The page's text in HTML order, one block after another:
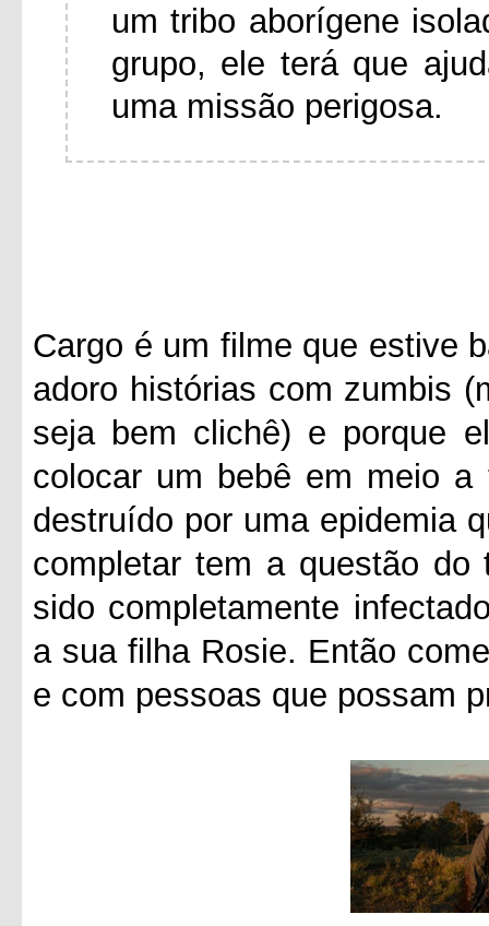
um tribo aborígene
grupo, ele terá que
uma missão perigosa.
Cargo é um filme que estive
adoro histórias com zumbis
seja bem clichê) e porque
colocar um bebê em meio
destruído por uma epidemia
completar tem a questão
sido completamente
a sua filha Rosie. Então
e com pessoas que possam